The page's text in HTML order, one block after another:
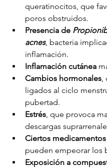
queratinocitos, que
poros obstruidos.
Presencia de
acnes, bacteria
inflamación.
Inflamación cutánea
Cambios hormonales,
ligados al ciclo
pubertad.
Estrés, que provoca
descargas
Ciertos medicamentos
pueden empeorar los
Exposición a